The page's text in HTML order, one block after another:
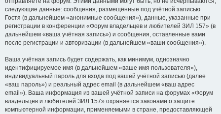
следующие данные: сообщения, размещённые под учётной записью
Гостя (в дальнейшем «анонимные сообщения»), данные, указанные при
регистрации в конференции «Форум владельцев и любителей ЗИЛ 157» (в
дальнейшем «ваша учётная запись») и сообщения, оставленные вами
после регистрации и авторизации (в дальнейшем «ваши сообщения»).
Ваша учётная запись будет содержать, как минимум, однозначно
идентифицируемое имя (в дальнейшем «ваше имя пользователя»),
индивидуальный пароль для входа под вашей учётной записью (далее
«ваш пароль») и реальный адрес email (в дальнейшем «ваш адрес
email»). Ваша информация из вашей учётной записи на форумах «Форум
владельцев и любителей ЗИЛ 157» охраняется законами о защите
компьютерной информации, применяемыми в стране, предоставляющей